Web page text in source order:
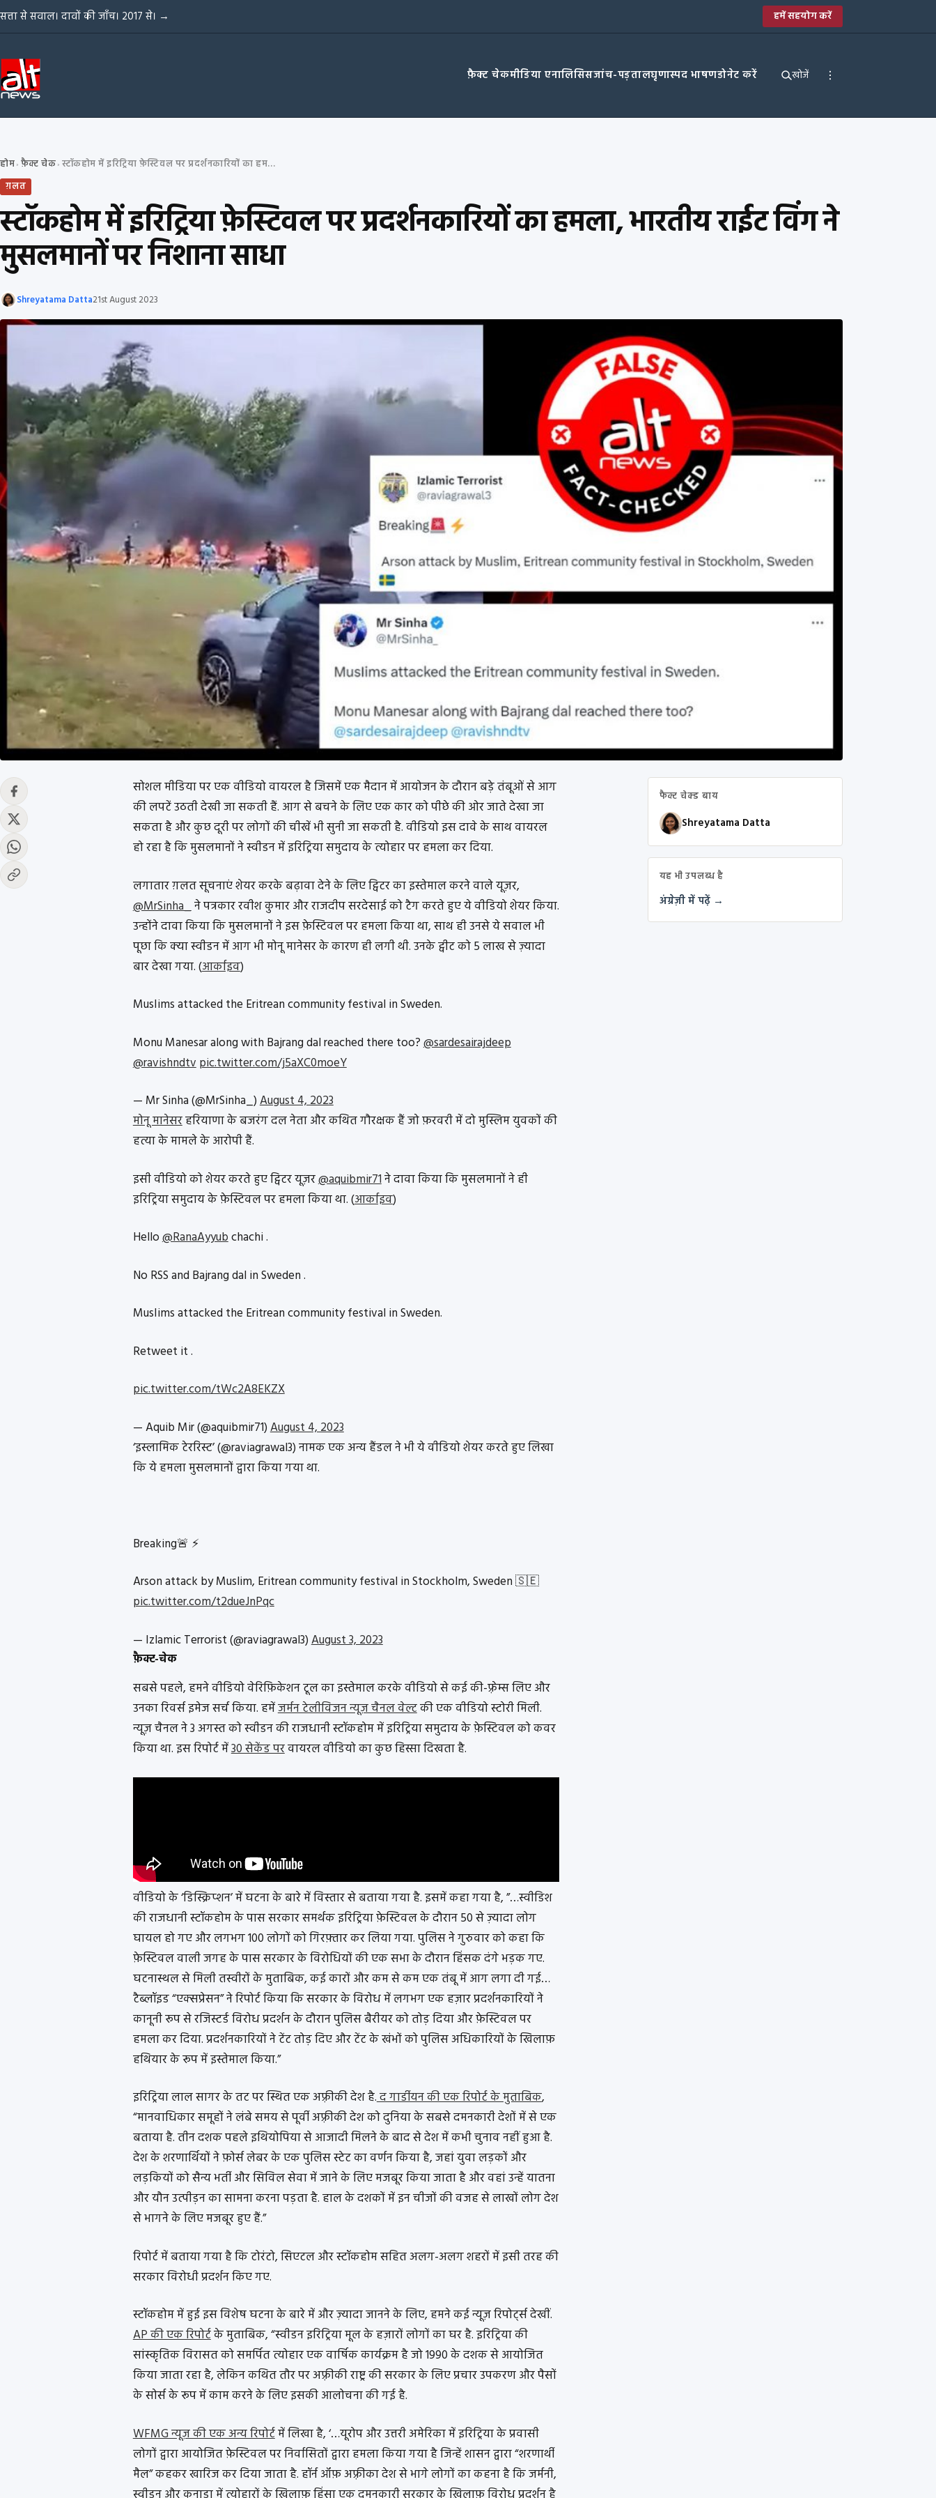
Skip to content
सत्ता से सवाल। दावों की जाँच। 2017 से। → हमें सहयोग करें
फ़ैक्ट चेकमीडिया एनालिसिसजांच-पड़तालघृणास्पद भाषणडोनेट करें खोजें
होम› फ़ैक्ट चेक›
स्टॉकहोम में इरिट्रिया फ़ेस्टिवल पर प्रदर्शनकारियों का हमला, भारतीय राईट विंग ने मुसलमानों पर निशाना साधा
ग़लत
स्टॉकहोम में इरिट्रिया फ़ेस्टिवल पर प्रदर्शनकारियों का हमला, भारतीय राईट विंग ने
मुसलमानों पर निशाना साधा
Shreyatama Datta21st August 2023
सोशल मीडिया पर एक वीडियो वायरल है जिसमें एक मैदान में आयोजन के दौरान बड़े तंबूओं से आग
की लपटें उठती देखी जा सकती हैं. आग से बचने के लिए एक कार को पीछे की ओर जाते देखा जा
सकता है और कुछ दूरी पर लोगों की चीखें भी सुनी जा सकती है. वीडियो इस दावे के साथ वायरल
हो रहा है कि मुसलमानों ने स्वीडन में इरिट्रिया समुदाय के त्योहार पर हमला कर दिया.
लगातार ग़लत सूचनाएं शेयर करके बढ़ावा देने के लिए ट्विटर का इस्तेमाल करने वाले यूज़र,
@MrSinha_ने पत्रकार रवीश कुमार और राजदीप सरदेसाई को टैग करते हुए ये वीडियो शेयर किया.
उन्होंने दावा किया कि मुसलमानों ने इस फ़ेस्टिवल पर हमला किया था, साथ ही उनसे ये सवाल भी
पूछा कि क्या स्वीडन में आग भी मोनू मानेसर के कारण ही लगी थी. उनके ट्वीट को 5 लाख से ज़्यादा
बार देखा गया. (आर्काइव)
MusIims attacked the Eritrean community festival in Sweden.
Monu Manesar along with Bajrang dal reached there too?@sardesairajdeep
@ravishndtvpic.twitter.com/j5aXC0moeY
— Mr Sinha (@MrSinha_)August 4, 2023
मोनू मानेसरहरियाणा के बजरंग दल नेता और कथित गौरक्षक हैं जो फ़रवरी में दो मुस्लिम युवकों की
हत्या के मामले के आरोपी हैं.
इसी वीडियो को शेयर करते हुए ट्विटर यूज़र@aquibmir71ने दावा किया कि मुसलमानों ने ही
इरिट्रिया समुदाय के फ़ेस्टिवल पर हमला किया था. (आर्काइव)
Hello@RanaAyyubchachi .
No RSS and Bajrang dal in Sweden .
MusIims attacked the Eritrean community festival in Sweden.
Retweet it .
pic.twitter.com/tWc2A8EKZX
— Aquib Mir (@aquibmir71)August 4, 2023
‘इस्लामिक टेररिस्ट’ (@raviagrawal3) नामक एक अन्य हैंडल ने भी ये वीडियो शेयर करते हुए लिखा
कि ये हमला मुसलमानों द्वारा किया गया था.
Breaking🚨 ⚡
Arson attack by Muslim, Eritrean community festival in Stockholm, Sweden 🇸🇪
pic.twitter.com/t2dueJnPqc
— Izlamic Terrorist (@raviagrawal3)August 3, 2023
फ़ैक्ट-चेक
सबसे पहले, हमने वीडियो वेरिफ़िकेशन टूल का इस्तेमाल करके वीडियो से कई की-फ़्रेम्स लिए और
उनका रिवर्स इमेज सर्च किया. हमेंजर्मन टेलीविजन न्यूज़ चैनल वेल्टकी एक वीडियो स्टोरी मिली.
न्यूज़ चैनल ने 3 अगस्त को स्वीडन की राजधानी स्टॉकहोम में इरिट्रिया समुदाय के फ़ेस्टिवल को कवर
किया था. इस रिपोर्ट में30 सेकेंड परवायरल वीडियो का कुछ हिस्सा दिखता है.
वीडियो के ‘डिस्क्रिप्शन’ में घटना के बारे में विस्तार से बताया गया है. इसमें कहा गया है, ”…स्वीडिश
की राजधानी स्टॉकहोम के पास सरकार समर्थक इरिट्रिया फ़ेस्टिवल के दौरान 50 से ज़्यादा लोग
घायल हो गए और लगभग 100 लोगों को गिरफ़्तार कर लिया गया. पुलिस ने गुरुवार को कहा कि
फ़ेस्टिवल वाली जगह के पास सरकार के विरोधियों की एक सभा के दौरान हिंसक दंगे भड़क गए.
घटनास्थल से मिली तस्वीरों के मुताबिक, कई कारों और कम से कम एक तंबू में आग लगा दी गई…
टैब्लॉइड “एक्सप्रेसन” ने रिपोर्ट किया कि सरकार के विरोध में लगभग एक हज़ार प्रदर्शनकारियों ने
कानूनी रूप से रजिस्टर्ड विरोध प्रदर्शन के दौरान पुलिस बैरीयर को तोड़ दिया और फ़ेस्टिवल पर
हमला कर दिया. प्रदर्शनकारियों ने टेंट तोड़ दिए और टेंट के खंभों को पुलिस अधिकारियों के खिलाफ़
हथियार के रूप में इस्तेमाल किया.”
इरिट्रिया लाल सागर के तट पर स्थित एक अफ़्रीकी देश है.द गार्डीयन की एक रिपोर्ट के मुताबिक,
“मानवाधिकार समूहों ने लंबे समय से पूर्वी अफ़्रीकी देश को दुनिया के सबसे दमनकारी देशों में से एक
बताया है. तीन दशक पहले इथियोपिया से आजादी मिलने के बाद से देश में कभी चुनाव नहीं हुआ है.
देश के शरणार्थियों ने फ़ोर्स लेबर के एक पुलिस स्टेट का वर्णन किया है, जहां युवा लड़कों और
लड़कियों को सैन्य भर्ती और सिविल सेवा में जाने के लिए मजबूर किया जाता है और वहां उन्हें यातना
और यौन उत्पीड़न का सामना करना पड़ता है. हाल के दशकों में इन चीजों की वजह से लाखों लोग देश
से भागने के लिए मजबूर हुए हैं.”
रिपोर्ट में बताया गया है कि टोरंटो, सिएटल और स्टॉकहोम सहित अलग-अलग शहरों में इसी तरह की
सरकार विरोधी प्रदर्शन किए गए.
स्टॉकहोम में हुई इस विशेष घटना के बारे में और ज़्यादा जानने के लिए, हमने कई न्यूज़ रिपोर्ट्स देखीं.
AP की एक रिपोर्टके मुताबिक, “स्वीडन इरिट्रिया मूल के हज़ारों लोगों का घर है. इरिट्रिया की
सांस्कृतिक विरासत को समर्पित त्योहार एक वार्षिक कार्यक्रम है जो 1990 के दशक से आयोजित
किया जाता रहा है, लेकिन कथित तौर पर अफ़्रीकी राष्ट्र की सरकार के लिए प्रचार उपकरण और पैसों
के सोर्स के रूप में काम करने के लिए इसकी आलोचना की गई है.
WFMG न्यूज़ की एक अन्य रिपोर्टमें लिखा है, ‘…यूरोप और उत्तरी अमेरिका में इरिट्रिया के प्रवासी
लोगों द्वारा आयोजित फ़ेस्टिवल पर निर्वासितों द्वारा हमला किया गया है जिन्हें शासन द्वारा “शरणार्थी
मैल” कहकर खारिज कर दिया जाता है. हॉर्न ऑफ़ अफ़्रीका देश से भागे लोगों का कहना है कि जर्मनी,
फैक्ट चेक्ड बाय
Shreyatama Datta
यह भी उपलब्ध है
अंग्रेज़ी में पढ़ें →